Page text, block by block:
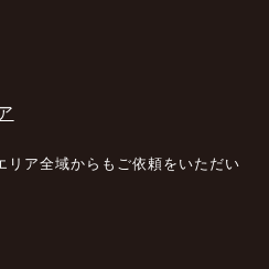
リア全域からもご依頼をいただい